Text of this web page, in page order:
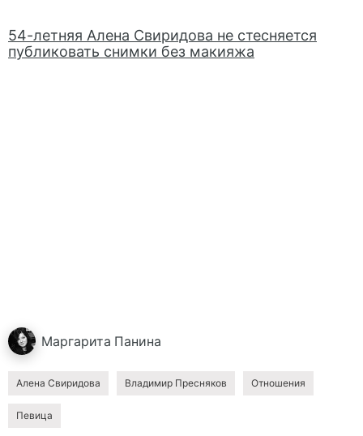
54-летняя Алена Свиридова не стесняется
публиковать снимки без макияжа
Маргарита Панина
Алена Свиридова Владимир Пресняков Отношения
Певица